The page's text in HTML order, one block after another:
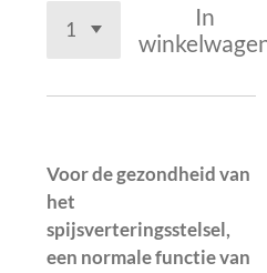
In
Voor de gezondheid van
het
spijsverteringsstelsel,
een normale functie van